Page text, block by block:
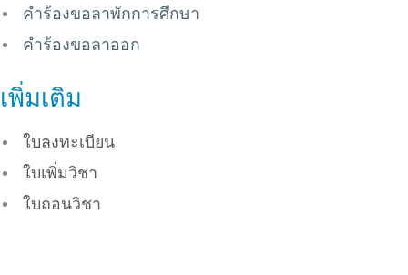
คำร้องขอลาพักการศึกษา
คำร้องขอลาออก
เพิ่มเติม
ใบลงทะเบียน
ใบเพิ่มวิชา
ใบถอนวิชา